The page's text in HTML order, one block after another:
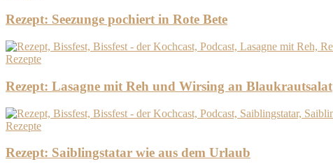
Rezept: Seezunge pochiert in Rote Bete
Rezepte
Rezept: Lasagne mit Reh und Wirsing an Blaukrautsalat
Rezepte
Rezept: Saiblingstatar wie aus dem Urlaub